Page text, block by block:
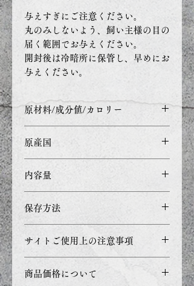
与えすぎにご注意ください。
丸のみしないよう、飼い主様の目の
届く範囲でお与えください。
開封後は冷暗所に保管し、早めにお
与えください。
原材料/成分値/カロリー
有機豆乳、小麦粉、かぼちゃピ
ューレ、全卵、米粉、乳酸菌発
酵調味料、甜菜糖、ベーキンパ
ウダー
成分値：
粗たんぱく5.3%以上 粗脂肪
2.4%以上 粗繊維 1.2%以下 粗
灰分 3.3%以下 水分5.9%以下
カロリー：
原産国
内容量
保存方法
して下さい。
サイトご使用上の注意事項
・ご利用のブラウザ環境や
PC・モニターの設定などによ
商品価格について